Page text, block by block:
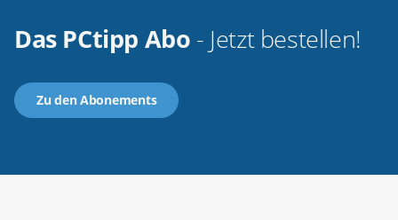
Das PCtipp Abo - Jetzt bestellen!
Zu den Abonements